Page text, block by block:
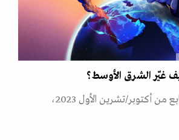
قبل عامين، في السابع من أكتوبر/تشرين الأول 2023،